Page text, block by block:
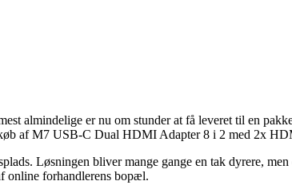
almindelige er nu om stunder at få leveret til en
af M7 USB-C Dual HDMI Adapter 8 i 2 med 2x
Løsningen bliver mange gange en tak dyrere,
online forhandlerens bopæl.